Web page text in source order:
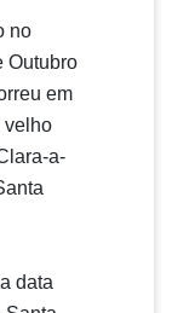
no
Outubro
em
velho
a-
data